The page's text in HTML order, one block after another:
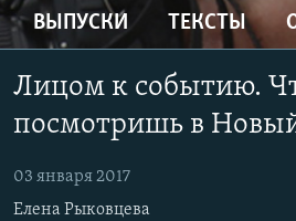
основному
содержанию
Вернутся
главной
Вернутся
ЦИТАТЫ СВОБОДЫ
МНЕНИЯ
КУЛЬТУРА
КАВКАЗ.РЕАЛИИ
ВЫПУСКИ ТЕКСТЫ
Лицом к событию.
посмотришь в
03 января 2017
Елена Рыковцева